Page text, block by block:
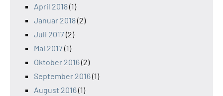
April 2018(1)
Januar 2018(2)
Juli 2017(2)
Mai 2017(1)
Oktober 2016(2)
September 2016(1)
August 2016(1)